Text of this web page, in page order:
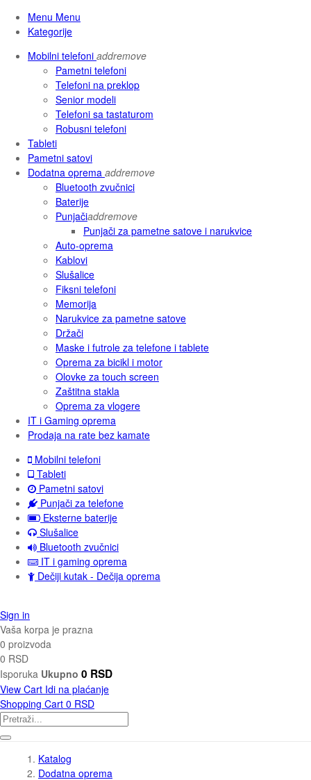
Menu Menu
Kategorije
Mobilni telefoni addremove
Pametni telefoni
Telefoni na preklop
Senior modeli
Telefoni sa tastaturom
Robusni telefoni
Tableti
Pametni satovi
Dodatna oprema addremove
Bluetooth zvučnici
Baterije
Punjačiaddremove
Punjači za pametne satove i narukvice
Auto-oprema
Kablovi
Slušalice
Fiksni telefoni
Memorija
Narukvice za pametne satove
Držači
Maske i futrole za telefone i tablete
Oprema za bicikl i motor
Olovke za touch screen
Zaštitna stakla
Oprema za vlogere
IT i Gaming oprema
Prodaja na rate bez kamate
Mobilni telefoni
Tableti
Pametni satovi
Punjači za telefone
Eksterne baterije
Slušalice
Bluetooth zvučnici
IT i gaming oprema
Dečiji kutak - Dečija oprema
Sign in
Vaša korpa je prazna
0 proizvoda
0 RSD
Isporuka Ukupno 0 RSD
View Cart Idi na plaćanje
Shopping Cart 0 RSD
Katalog
Dodatna oprema